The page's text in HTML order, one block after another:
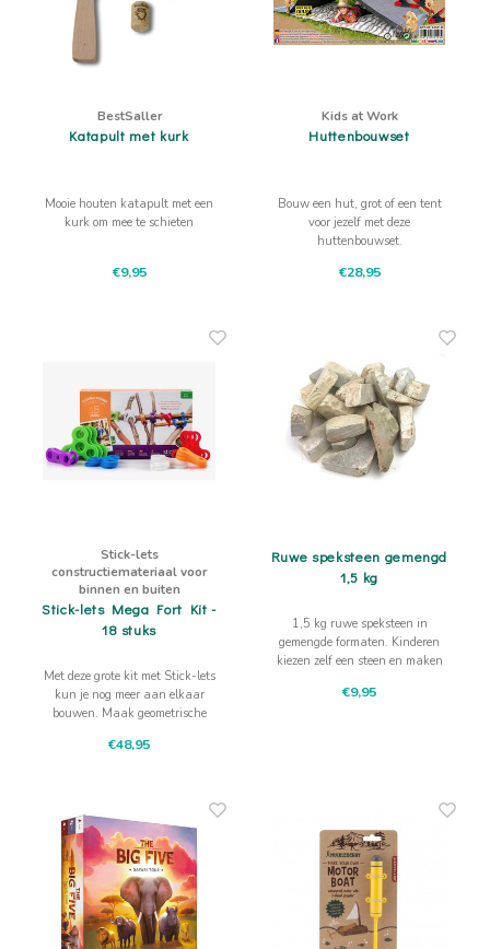
BestSaller
Katapult met kurk
Mooie houten katapult met een
kurk om mee te schieten
€9,95
Kids at Work
Huttenbouwset
Bouw een hut, grot of een tent
voor jezelf met deze
huttenbouwset.
€28,95
Stick-lets
constructiemateriaal voor
binnen en buiten
Stick-lets Mega Fort Kit -
18 stuks
Met deze grote kit met Stick-lets
kun je nog meer aan elkaar
bouwen. Maak geometrische
€48,95
Ruwe speksteen gemengd
1,5 kg
1,5 kg ruwe speksteen in
gemengde formaten. Kinderen
kiezen zelf een steen en maken
raspen, schuren en vormen.
€9,95